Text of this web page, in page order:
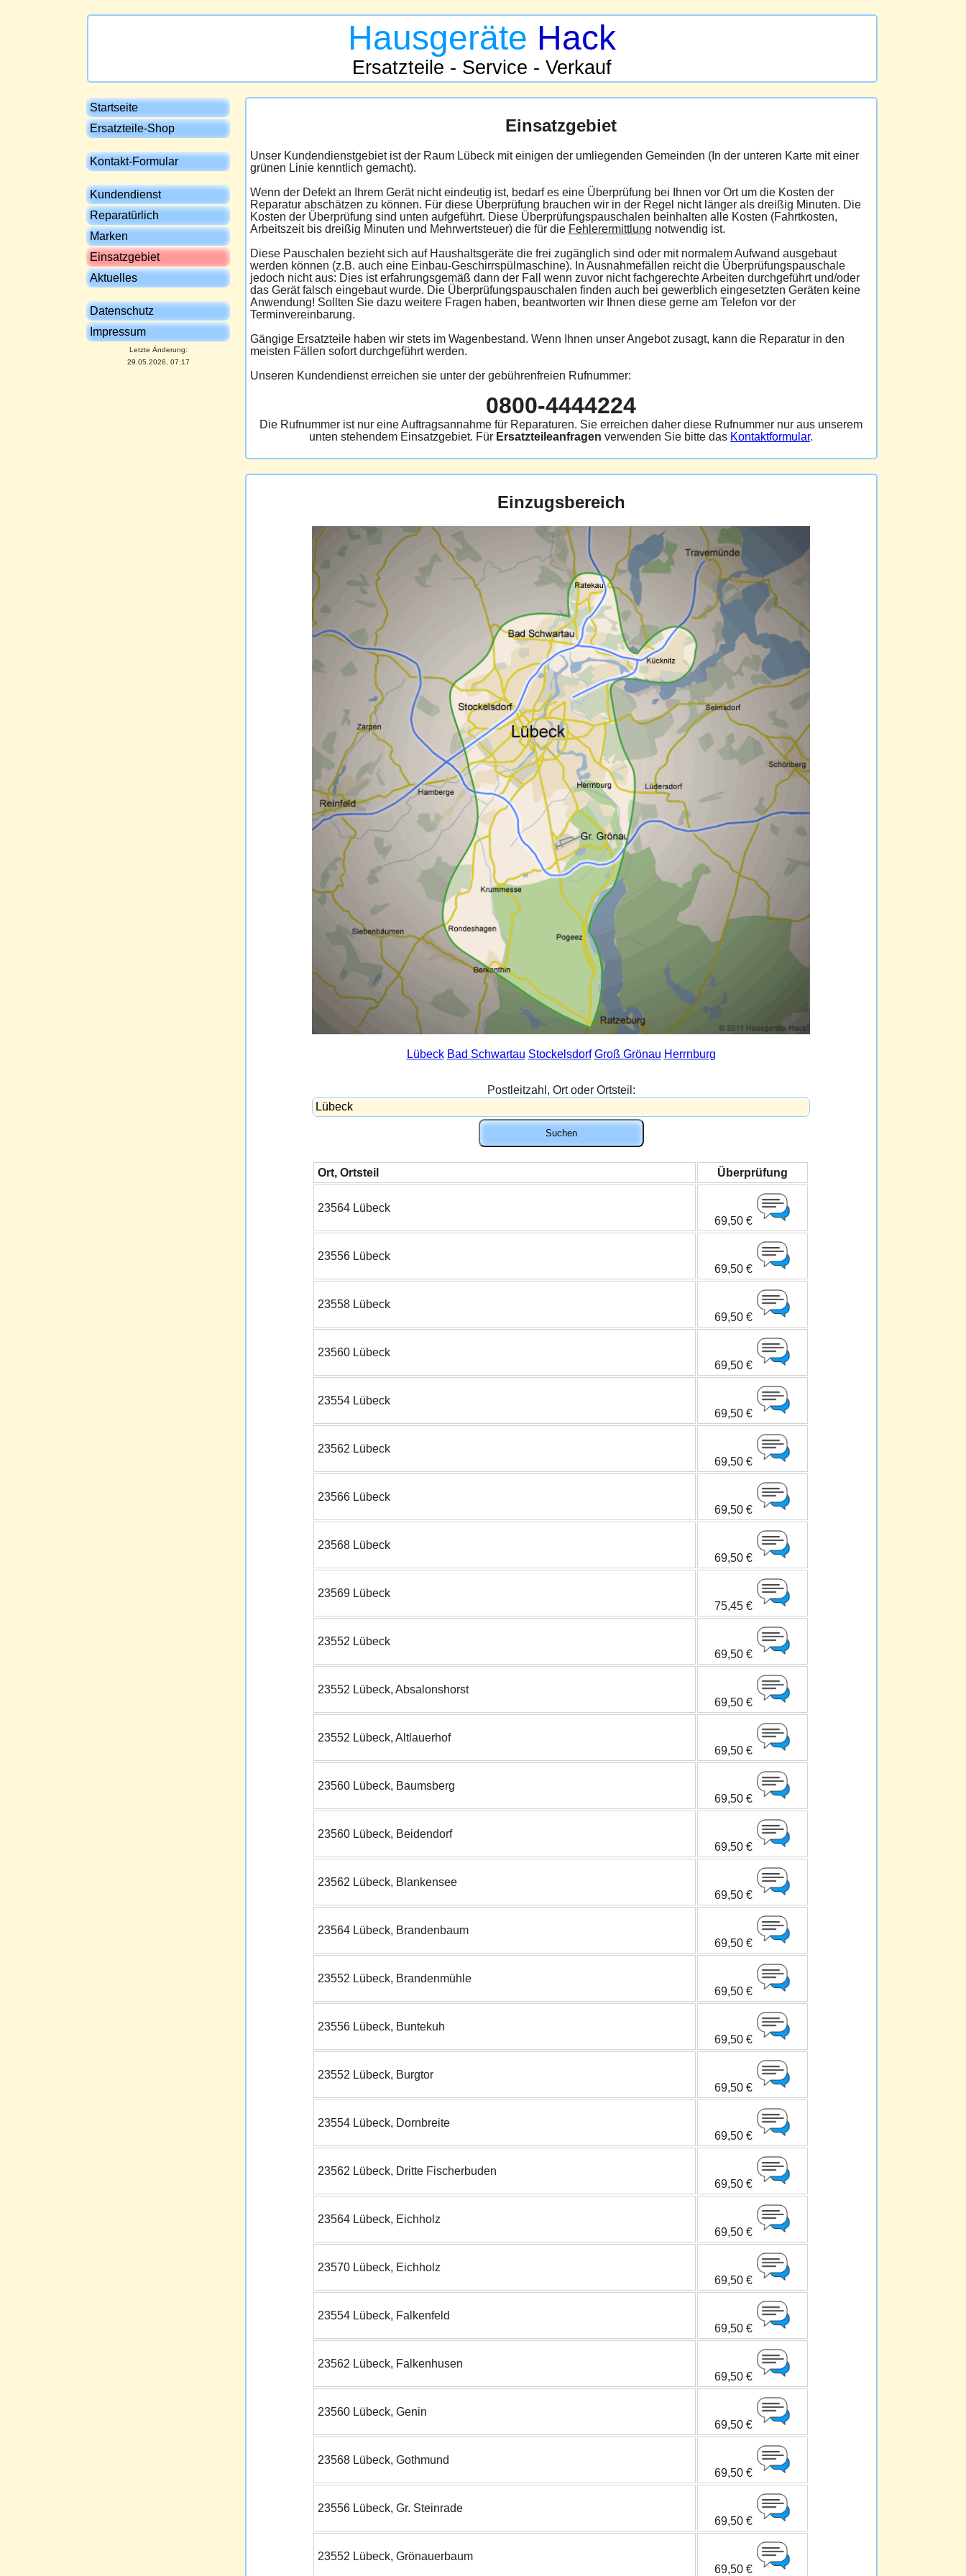
Hausgeräte Hack
Ersatzteile - Service - Verkauf
Startseite
Ersatzteile-Shop
Kontakt-Formular
Kundendienst
Reparatürlich
Marken
Einsatzgebiet
Aktuelles
Datenschutz
Impressum
Letzte Änderung:
29.05.2026, 07:17
Einsatzgebiet
Unser Kundendienstgebiet ist der Raum Lübeck mit einigen der umliegenden Gemeinden (In der unteren Karte mit einer
grünen Linie kenntlich gemacht).
Wenn der Defekt an Ihrem Gerät nicht eindeutig ist, bedarf es eine Überprüfung bei Ihnen vor Ort um die Kosten der
Reparatur abschätzen zu können. Für diese Überprüfung brauchen wir in der Regel nicht länger als dreißig Minuten. Die
Kosten der Überprüfung sind unten aufgeführt. Diese Überprüfungspauschalen beinhalten alle Kosten (Fahrtkosten,
Arbeitszeit bis dreißig Minuten und Mehrwertsteuer) die für die Fehlerermittlung notwendig ist.
Diese Pauschalen bezieht sich auf Haushaltsgeräte die frei zugänglich sind oder mit normalem Aufwand ausgebaut
werden können (z.B. auch eine Einbau-Geschirrspülmaschine). In Ausnahmefällen reicht die Überprüfungspauschale
jedoch nicht aus: Dies ist erfahrungsgemäß dann der Fall wenn zuvor nicht fachgerechte Arbeiten durchgeführt und/oder
das Gerät falsch eingebaut wurde. Die Überprüfungspauschalen finden auch bei gewerblich eingesetzten Geräten keine
Anwendung! Sollten Sie dazu weitere Fragen haben, beantworten wir Ihnen diese gerne am Telefon vor der
Terminvereinbarung.
Gängige Ersatzteile haben wir stets im Wagenbestand. Wenn Ihnen unser Angebot zusagt, kann die Reparatur in den
meisten Fällen sofort durchgeführt werden.
Unseren Kundendienst erreichen sie unter der gebührenfreien Rufnummer:
0800-4444224
Die Rufnummer ist nur eine Auftragsannahme für Reparaturen. Sie erreichen daher diese Rufnummer nur aus unserem
unten stehendem Einsatzgebiet. Für Ersatzteileanfragen verwenden Sie bitte das Kontaktformular.
Einzugsbereich
Lübeck Bad Schwartau Stockelsdorf Groß Grönau Herrnburg
Postleitzahl, Ort oder Ortsteil:
Ort, Ortsteil Überprüfung
23564 Lübeck
69,50 €
23556 Lübeck
69,50 €
23558 Lübeck
69,50 €
23560 Lübeck
69,50 €
23554 Lübeck
69,50 €
23562 Lübeck
69,50 €
23566 Lübeck
69,50 €
23568 Lübeck
69,50 €
23569 Lübeck
75,45 €
23552 Lübeck
69,50 €
23552 Lübeck, Absalonshorst
69,50 €
23552 Lübeck, Altlauerhof
69,50 €
23560 Lübeck, Baumsberg
69,50 €
23560 Lübeck, Beidendorf
69,50 €
23562 Lübeck, Blankensee
69,50 €
23564 Lübeck, Brandenbaum
69,50 €
23552 Lübeck, Brandenmühle
69,50 €
23556 Lübeck, Buntekuh
69,50 €
23552 Lübeck, Burgtor
69,50 €
23554 Lübeck, Dornbreite
69,50 €
23562 Lübeck, Dritte Fischerbuden
69,50 €
23564 Lübeck, Eichholz
69,50 €
23570 Lübeck, Eichholz
69,50 €
23554 Lübeck, Falkenfeld
69,50 €
23562 Lübeck, Falkenhusen
69,50 €
23560 Lübeck, Genin
69,50 €
23568 Lübeck, Gothmund
69,50 €
23556 Lübeck, Gr. Steinrade
69,50 €
23552 Lübeck, Grönauerbaum
69,50 €